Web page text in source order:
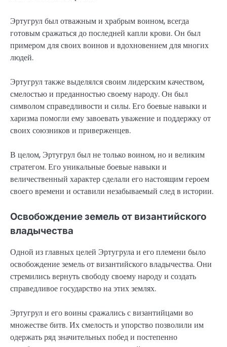
Эртугрул был отважным и храбрым воином, всегда
готовым сражаться до последней капли крови. Он был
примером для своих воинов и вдохновением для многих
людей.
Эртугрул также выделялся своим лидерским качеством,
смелостью и преданностью своему народу. Он был
символом справедливости и силы. Его боевые навыки и
харизма помогли ему завоевать уважение и поддержку от
своих союзников и приверженцев.
В целом, Эртугрул был не только воином, но и великим
стратегом. Его уникальные боевые навыки и
величественный характер сделали его настоящим героем
своего времени и оставили незабываемый след в истории.
Освобождение земель от византийского
владычества
Одной из главных целей Эртугрула и его племени было
освобождение земель от византийского владычества. Они
стремились вернуть свободу своему народу и создать
справедливое государство на этих землях.
Эртугрул и его воины сражались с византийцами во
множестве битв. Их смелость и упорство позволили им
одержать ряд значительных побед и постепенно